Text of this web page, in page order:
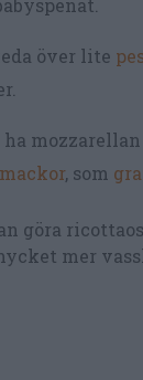
över lite
mozzarellan
, som
göra
mer